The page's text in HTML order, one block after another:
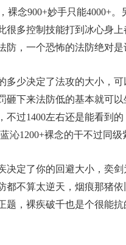
裸念900+妙手只能4000+
很多控制技能打到冰心身
，一个恐怖的法防绝对是
少决定了法攻的大小，可
砸下来法防低的基本就可
不过1400左右还是能看到
沁1200+裸念的干不过同级
定了你的回避大小，奕剑
都不算太逆天，烟痕那猪
题，裸疾破千也是个很能